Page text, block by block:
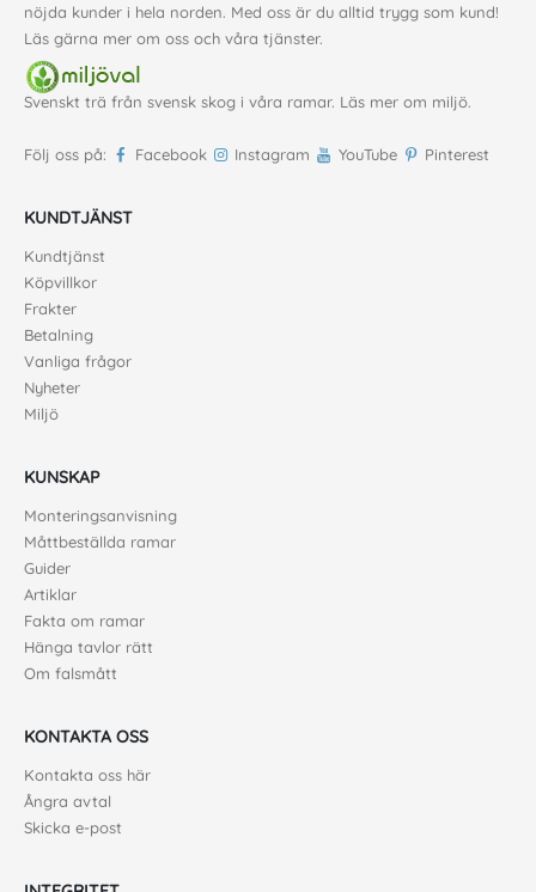
nöjda kunder i hela norden. Med oss är du alltid trygg som kund!
Läs gärna mer om oss och våra tjänster.
Svenskt trä från svensk skog i våra ramar. Läs mer om miljö.
Följ oss på: Facebook Instagram YouTube Pinterest
KUNDTJÄNST
Kundtjänst
Köpvillkor
Frakter
Betalning
Vanliga frågor
Nyheter
Miljö
KUNSKAP
Monteringsanvisning
Måttbeställda ramar
Guider
Artiklar
Fakta om ramar
Hänga tavlor rätt
Om falsmått
KONTAKTA OSS
Kontakta oss här
Ångra avtal
Skicka e-post